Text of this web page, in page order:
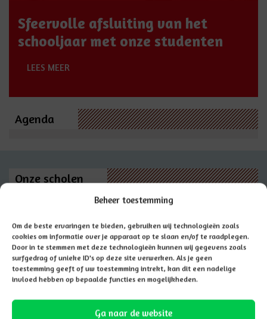
Beheer toestemming
Om de beste ervaringen te bieden, gebruiken wij technologieën zoals
cookies om informatie over je apparaat op te slaan en/of te raadplegen.
Door in te stemmen met deze technologieën kunnen wij gegevens zoals
surfgedrag of unieke ID's op deze site verwerken. Als je geen
toestemming geeft of uw toestemming intrekt, kan dit een nadelige
invloed hebben op bepaalde functies en mogelijkheden.
Ga naar de website
Sfeervolle afsluiting van het
schooljaar met onze studenten
LEES MEER
Agenda
Onze scholen
Scholengroep HannahHardenberg
De Fontein
Enschede
De ReflectorHengelo
De RankEmmen
Rijk van BaalderHardenberg
Hardenberg